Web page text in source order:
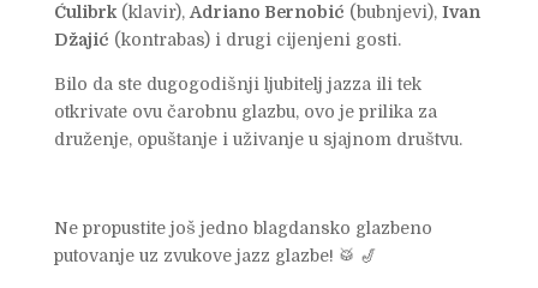
Ćulibrk(klavir), Adriano Bernobić (bubnjevi), Ivan
Džajić (kontrabas) i drugi cijenjeni gosti.
Bilo da ste dugogodišnji ljubitelj jazza ili tek
otkrivate ovu čarobnu glazbu, ovo je prilika za
druženje, opuštanje i uživanje u sjajnom društvu.
Ne propustite još jedno blagdansko glazbeno
putovanje uz zvukove jazz glazbe! 🥁 🎷